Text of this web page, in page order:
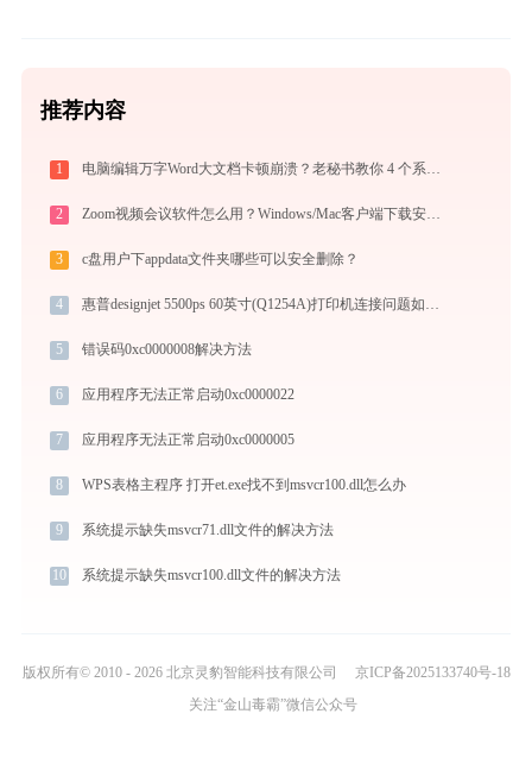
推荐内容
1 电脑编辑万字Word大文档卡顿崩溃？老秘书教你 4 个系统级优化设置与避坑神技
2 Zoom视频会议软件怎么用？Windows/Mac客户端下载安装与核心功能详解
3 c盘用户下appdata文件夹哪些可以安全删除？
4 惠普designjet 5500ps 60英寸(Q1254A)打印机连接问题如何解决？
5 错误码0xc0000008解决方法
6 应用程序无法正常启动0xc0000022
7 应用程序无法正常启动0xc0000005
8 WPS表格主程序 打开et.exe找不到msvcr100.dll怎么办
9 系统提示缺失msvcr71.dll文件的解决方法
10 系统提示缺失msvcr100.dll文件的解决方法
版权所有© 2010 - 2026 北京灵豹智能科技有限公司
京ICP备2025133740号-18
关注“金山毒霸”微信公众号